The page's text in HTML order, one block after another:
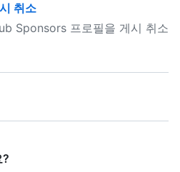
취소
Sponsors 프로필을 게시 취소
?